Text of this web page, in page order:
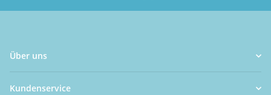
Über uns
Kundenservice